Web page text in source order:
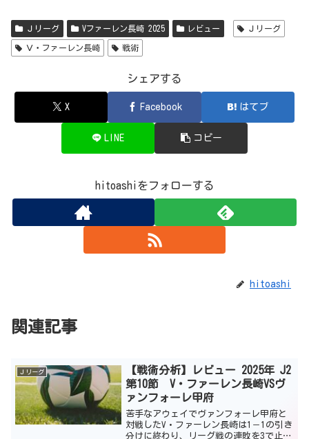
bo
ok
l
ad
s
Li
nk
Ｊリーグ Vファーレン長崎 2025 レビュー Ｊリーグ
Ｖ・ファーレン長崎 戦術
シェアする
X Facebook はてブ
LINE コピー
hitoashiをフォローする
hitoashi
関連記事
Ｊリーグ
【戦術分析】レビュー 2025年 J2
第10節 V・ファーレン長崎VSヴ
ァンフォーレ甲府
苦手なアウェイでヴァンフォーレ甲府と
対戦したV・ファーレン長崎は1－1の引き
分けに終わり、リーグ戦の連敗を3で止め